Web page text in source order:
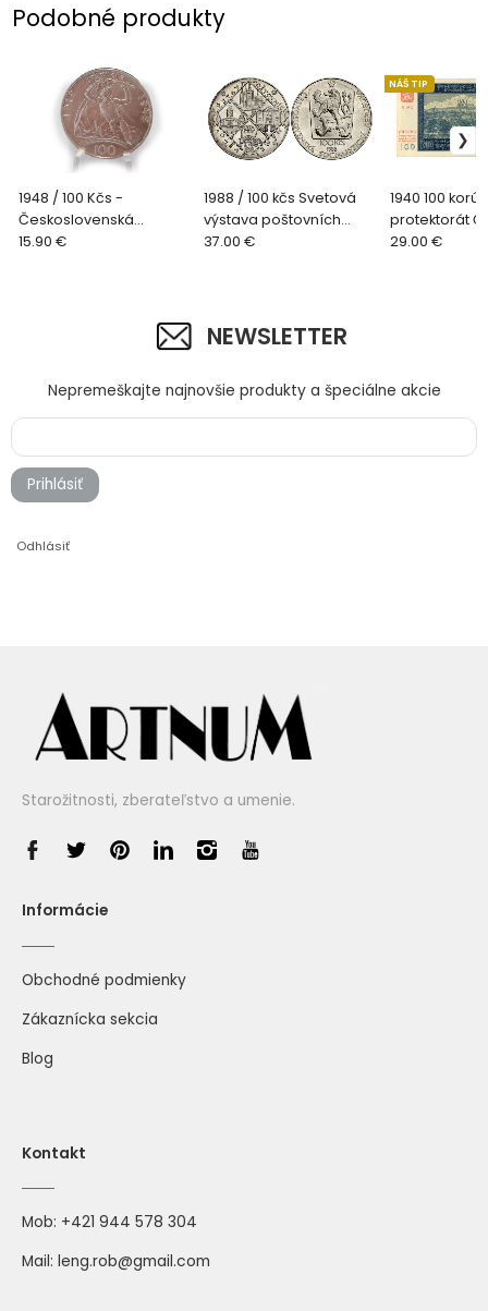
Podobné produkty
1948 / 100 Kčs -
Československá
republika - 30. výročie
15.90 €
1988 / 100 kčs Svetová
výstava poštovních
známek
37.00 €
1940 100 korún
protektorát
Morava 03 G
NÁŠ TIP
29.00 €
NEWSLETTER
Nepremeškajte najnovšie produkty a špeciálne akcie
Prihlásiť
Odhlásiť
Starožitnosti, zberateľstvo a umenie.
Informácie
Obchodné podmienky
Zákaznícka sekcia
Blog
Kontakt
Mob: +421 944 578 304
Mail: leng.rob@gmail.com